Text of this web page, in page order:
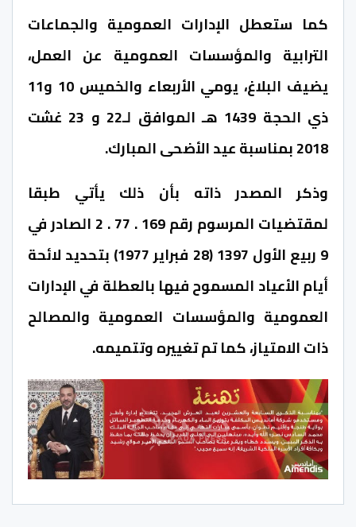
كما ستعطل الإدارات العمومية والجماعات
الترابية والمؤسسات العمومية عن العمل،
يضيف البلاغ، يومي الأربعاء والخميس 10 و11
ذي الحجة 1439 هـ الموافق لـ22 و 23 غشت
2018 بمناسبة عيد الأضحى المبارك.
وذكر المصدر ذاته بأن ذلك يأتي طبقا
لمقتضيات المرسوم رقم 169 . 77 . 2 الصادر في
9 ربيع الأول 1397 (28 فبراير 1977) بتحديد لائحة
أيام الأعياد المسموح فيها بالعطلة في الإدارات
العمومية والمؤسسات العمومية والمصالح
ذات الامتياز، كما تم تغييره وتتميمه.